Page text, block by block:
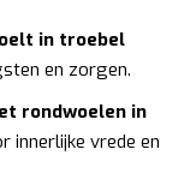
in troebel
en zorgen.
rondwoelen in
innerlijke vrede en